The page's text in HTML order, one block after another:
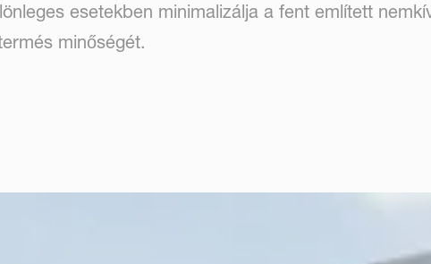
esetekben minimalizálja a fent említett
minőségét.